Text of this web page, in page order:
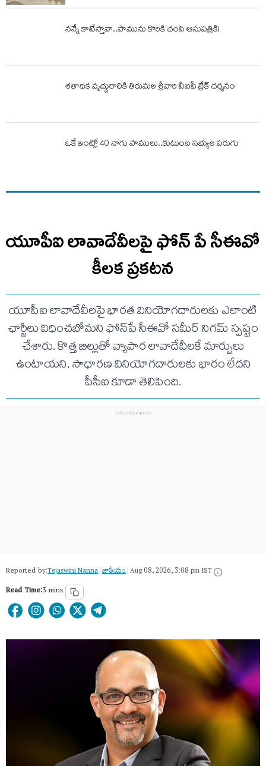
నన్నే కాటేస్తావా..పామును కొరికి చంపి ఆసుపత్రికి!
శతాధిక వృద్దురాలికి తిరుమల శ్రీవారి వీఐపీ బ్రేక్ దర్శనం
ఒకే ఇంట్లో 40 నాగు పాములు..కుటుంబ సభ్యుల పరుగు
యూపీఐ లావాదేవీలపై ఫోన్ పే సీఈవో
కీలక ప్రకటన
యూపీఐ లావాదేవీలపై భారత వినియోగదారులకు ఎలాంటి
ఛార్జీలు విధించబోమని ఫోన్‌పే సీఈవో సమీర్ నిగమ్ స్పష్టం
చేశారు. కొత్త బిల్లుతో వ్యాపార లావాదేవీలకే మార్పులు
ఉంటాయని, సాధారణ వినియోగదారులకు భారం లేదని
పీసీఐ కూడా తెలిపింది.
Reported by:Tejaswini Nanna|జాతీయం|Aug 08, 2026, 3:08 pm IST
Read Time:3 mins